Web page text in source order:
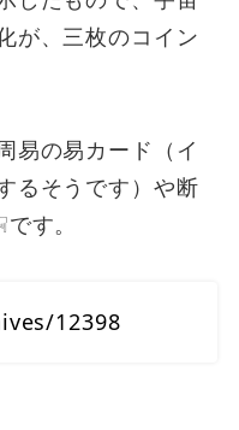
が、三枚のコイン
易の易カード（イ
るそうです）や断
す。
12398